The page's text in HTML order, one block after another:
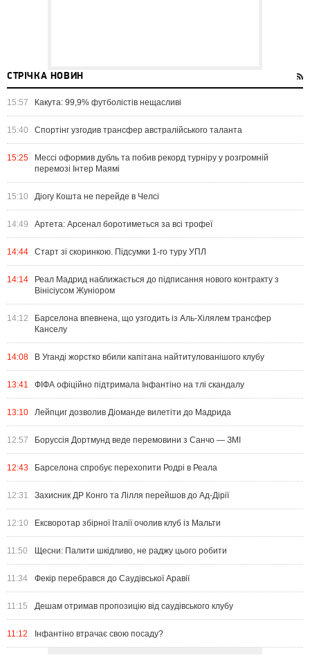
СТРІЧКА НОВИН
15:57 Какута: 99,9% футболістів нещасливі
15:40 Спортінг узгодив трансфер австралійського таланта
15:25
Мессі оформив дубль та побив рекорд турніру у розгромній
перемозі Інтер Маямі
15:10 Діогу Кошта не перейде в Челсі
14:49 Артета: Арсенал боротиметься за всі трофеї
14:44 Старт зі скоринкою. Підсумки 1-го туру УПЛ
14:14
Реал Мадрид наближається до підписання нового контракту з
Вінісіусом Жуніором
14:12
Барселона впевнена, що узгодить із Аль-Хілялем трансфер
Канселу
14:08 В Уганді жорстко вбили капітана найтитулованішого клубу
13:41 ФІФА офіційно підтримала Інфантіно на тлі скандалу
13:10 Лейпциг дозволив Діоманде вилетіти до Мадрида
12:57 Боруссія Дортмунд веде перемовини з Санчо — ЗМІ
12:43 Барселона спробує перехопити Родрі в Реала
12:31 Захисник ДР Конго та Лілля перейшов до Ад-Дірії
12:10 Ексворотар збірної Італії очолив клуб із Мальти
11:50 Щесни: Палити шкідливо, не раджу цього робити
11:34 Фекір перебрався до Саудівської Аравії
11:15 Дешам отримав пропозицію від саудівського клубу
11:12 Інфантіно втрачає свою посаду?